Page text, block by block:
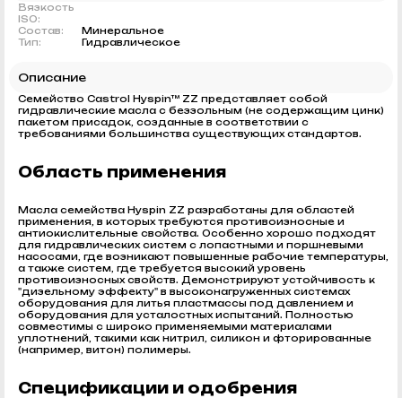
Вязкость
ISO:
Состав:
Минеральное
Тип:
Гидравлическое
Описание
Семейство Castrol Hyspin™ ZZ представляет собой
гидравлические масла с беззольным (не содержащим цинк)
пакетом присадок, созданные в соответствии с
требованиями большинства существующих стандартов.
Область применения
Масла семейства Hyspin ZZ разработаны для областей
применения, в которых требуются противоизносные и
антиокислительные свойства. Особенно хорошо подходят
для гидравлических систем с лопастными и поршневыми
насосами, где возникают повышенные рабочие температуры,
а также систем, где требуется высокий уровень
противоизносных свойств. Демонстрируют устойчивость к
"дизельному эффекту" в высоконагруженных системах
оборудования для литья пластмассы под давлением и
оборудования для усталостных испытаний. Полностью
совместимы с широко применяемыми материалами
уплотнений, такими как нитрил, силикон и фторированные
(например, витон) полимеры.
Спецификации и одобрения